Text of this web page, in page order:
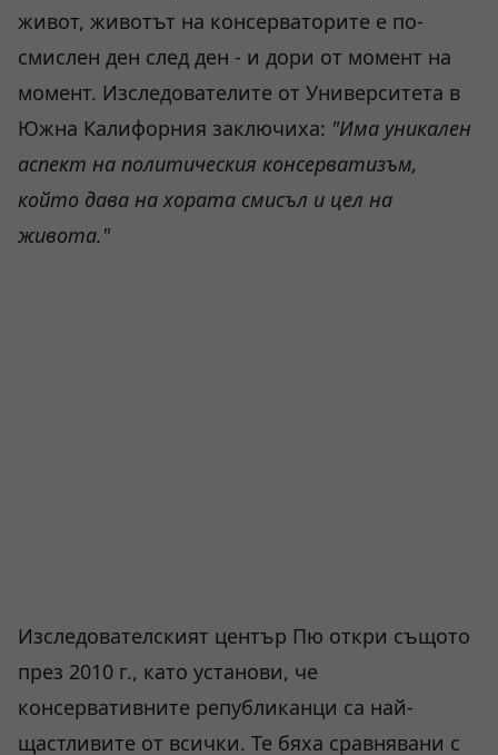
живот, животът на консерваторите е по-
смислен ден след ден - и дори от момент на
момент. Изследователите от Университета в
Южна Калифорния заключиха: "Има уникален
аспект на политическия консерватизъм,
който дава на хората смисъл и цел на
живота."
Изследователският център Пю откри същото
през 2010 г., като установи, че
консервативните републиканци са най-
щастливите от всички. Те бяха сравнявани с